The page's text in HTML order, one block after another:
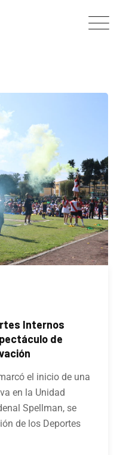
Internos
de
el inicio de una
en la Unidad
Spellman, se
de los Deportes